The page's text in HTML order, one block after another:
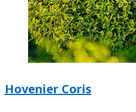
Hovenier Coris